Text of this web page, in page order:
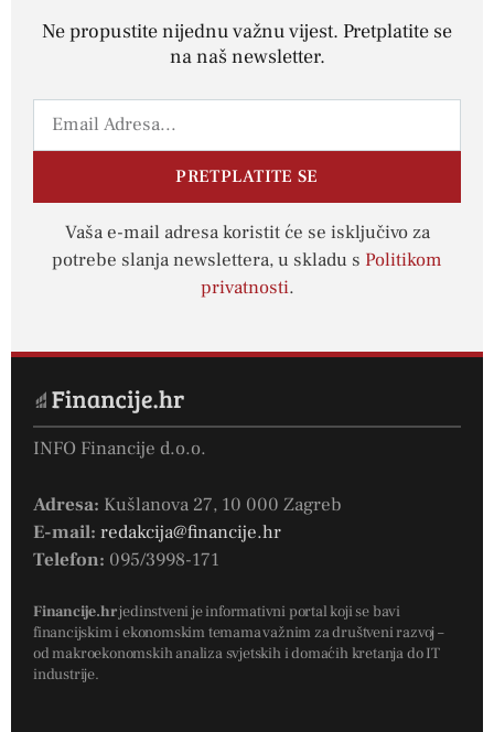
Ne propustite nijednu važnu vijest. Pretplatite se
na naš newsletter.
PRETPLATITE SE
Vaša e-mail adresa koristit će se isključivo za
potrebe slanja newslettera, u skladu s Politikom
privatnosti.
INFO Financije d.o.o.
Adresa: Kušlanova 27, 10 000 Zagreb
E-mail: redakcija@financije.hr
Telefon: 095/3998-171
Financije.hrjedinstveni je informativni portal koji se bavi
financijskim i ekonomskim temama važnim za društveni razvoj –
od makroekonomskih analiza svjetskih i domaćih kretanja do IT
industrije.